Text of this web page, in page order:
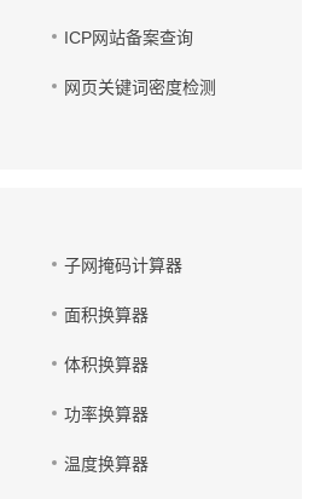
ICP网站备案查询
网页关键词密度检测
子网掩码计算器
面积换算器
体积换算器
功率换算器
温度换算器